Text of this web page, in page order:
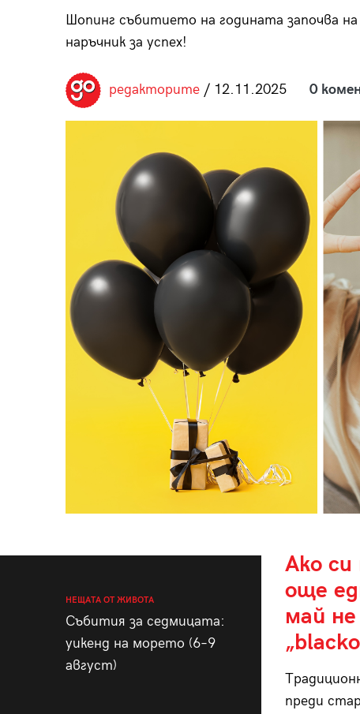
Шопинг събитието на годината започва
наръчник за успех!
редакторите/ 12.11.2025 0
НЕЩАТА ОТ ЖИВОТА
Събития за седмицата:
уикенд на морето (6–9
август)
Ако
още
май
преди
28